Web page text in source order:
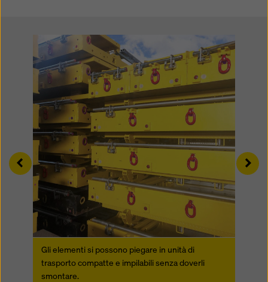
Gli elementi si possono piegare in unità di
trasporto compatte e impilabili senza doverli
smontare.
Left